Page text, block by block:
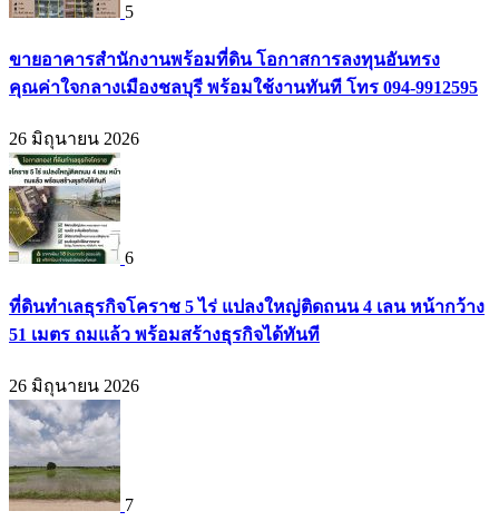
5
ขายอาคารสำนักงานพร้อมที่ดิน โอกาสการลงทุนอันทรง
คุณค่าใจกลางเมืองชลบุรี พร้อมใช้งานทันที โทร 094-9912595
26 มิถุนายน 2026
6
ที่ดินทำเลธุรกิจโคราช 5 ไร่ แปลงใหญ่ติดถนน 4 เลน หน้ากว้าง
51 เมตร ถมแล้ว พร้อมสร้างธุรกิจได้ทันที
26 มิถุนายน 2026
7